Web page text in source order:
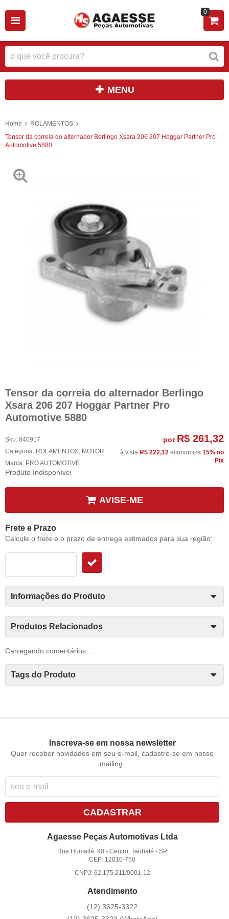
0
MENU
Home
ROLAMENTOS
Tensor da correia do alternador Berlingo Xsara 206 207 Hoggar Partner Pro
Automotive 5880
Tensor da correia do alternador Berlingo
Xsara 206 207 Hoggar Partner Pro
Automotive 5880
Sku: 840917
Categoria: ROLAMENTOS, MOTOR
Marca: PRO AUTOMOTIVE
Produto Indisponível
por R$ 261,32
à vista R$ 222,12 economize 15% no
Pix
AVISE-ME
Frete e Prazo
Calcule o frete e o prazo de entrega estimados para sua região:
Informações do Produto
Produtos Relacionados
Carregando comentários ...
Tags do Produto
Inscreva-se em nossa newsletter
Quer receber novidades em seu e-mail, cadastre-se em nosso
mailing.
CADASTRAR
Agaesse Peças Automotivas Ltda
Rua Humaitá, 90 -Centro, Taubaté -SP
CEP: 12010-750
CNPJ: 62.175.211/0001-12
Atendimento
(12) 3625-3322